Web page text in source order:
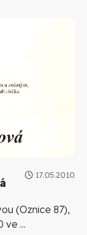
17.05.2010
(Oznice 87),
ve ...